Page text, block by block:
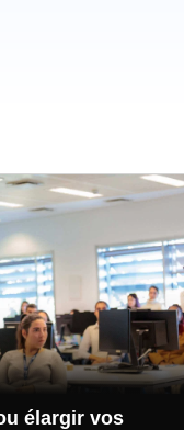
élargir vos